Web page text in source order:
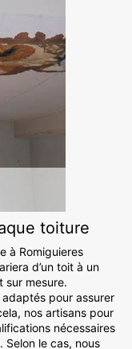
toiture
à Romiguieres
d’un toit à un
sur mesure.
pour assurer
nos artisans pour
nécessaires
Selon le cas, nous